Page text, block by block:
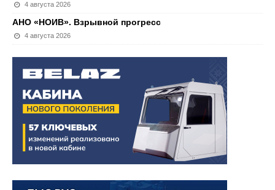
4 августа 2026
АНО «НОИВ». Взрывной прогресс
4 августа 2026